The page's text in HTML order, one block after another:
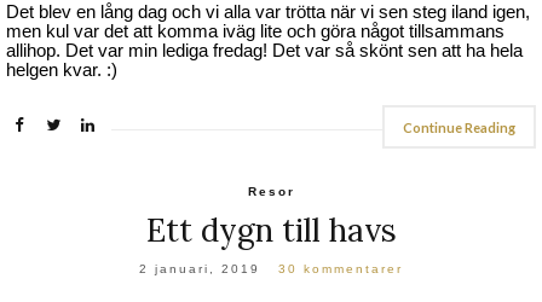
Det blev en lång dag och vi alla var trötta när vi sen steg iland igen,
men kul var det att komma iväg lite och göra något tillsammans
allihop. Det var min lediga fredag! Det var så skönt sen att ha hela
helgen kvar. :)
Continue Reading
Resor
Ett dygn till havs
2 januari, 2019 30 kommentarer